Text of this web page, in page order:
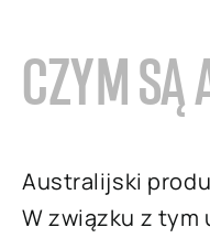
CZYM
Australijski
W związku z